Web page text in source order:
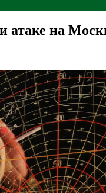
на